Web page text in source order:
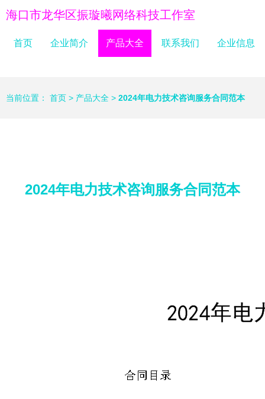
海口市龙华区振璇曦网络科技工作室
首页 企业简介 产品大全 联系我们 企业信息
当前位置： 首页 > 产品大全 > 2024年电力技术咨询服务合同范本
2024年电力技术咨询服务合同范本